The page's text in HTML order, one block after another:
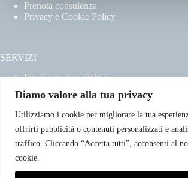
Diamo valore alla tua privacy
Utilizziamo i cookie per migliorare la tua
offrirti pubblicità o contenuti personalizzati e
traffico. Cliccando “Accetta tutti”, acconsenti al
cookie.
Prenota consulenza
Privacy e Cookie Policy
SERVIZI
Forze armate e polizia
Concorsi pubblici
Pubblico impiego
Contratti con la pubblica amministrazione
Vittime del dovere ed equiparati
CONTATTI